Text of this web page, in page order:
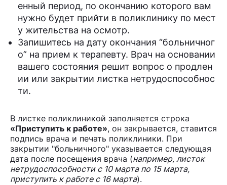
енный период, по окончанию которого вам
нужно будет прийти в поликлинику по мест
у жительства на осмотр.
Запишитесь на дату окончания “больничног
о” на прием к терапевту. Врач на основании
вашего состояния решит вопрос о продлен
ии или закрытии листка нетрудоспособнос
ти.
В листке поликлиникой заполняется строка
«Приступить к работе», он закрывается, ставится
подпись врача и печать поликлиники. При
закрытии "больничного" указывается следующая
дата после посещения врача (например, листок
нетрудоспособности с 10 марта по 15 марта,
приступить к работе с 16 марта).